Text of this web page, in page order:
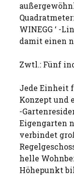
WINEGG ‘ -
damit einen
Zwtl.: Fünf
Jede Einheit
Konzept und
-
Eigengarten
verbindet
helle
Höhepunkt